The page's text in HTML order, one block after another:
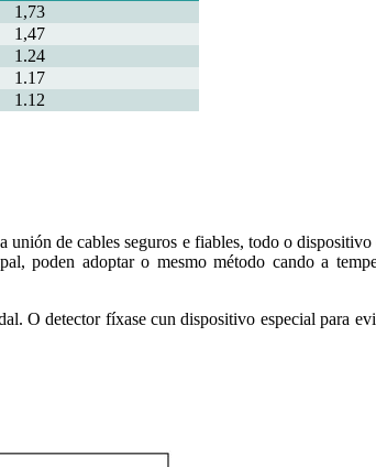
1,73
1,47
1.24
1.17
1.12
de cables seguros e fiables, todo o
poden adoptar o mesmo método cando a
O detector fíxase cun dispositivo especial para